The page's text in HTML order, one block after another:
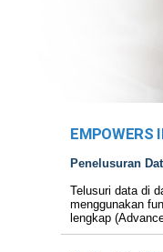
EMPOWERS
Penelusuran
Telusuri data di
menggunakan
lengkap